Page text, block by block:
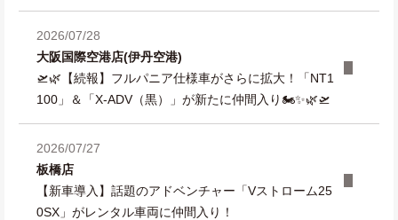
2026/07/28
大阪国際空港店(伊丹空港)
🛫🌿【続報】フルパニア仕様車がさらに拡大！「NT1
100」＆「X-ADV（黒）」が新たに仲間入り🏍️✨🌿🛫
2026/07/27
板橋店
【新車導入】話題のアドベンチャー「Vストローム25
0SX」がレンタル車両に仲間入り！